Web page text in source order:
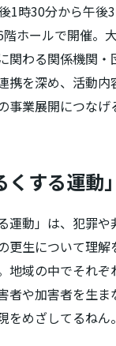
1時30分から午後3
ホールで開催。
関わる関係機関・
携を深め、活動内
事業展開につなげ
くする運動
運動」は、犯罪や
更生について理解
地域の中でそれぞ
者や加害者を生ま
めざしてるねん。